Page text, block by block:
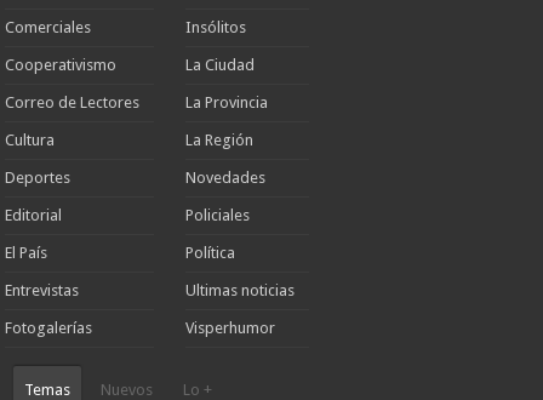
Comerciales
Cooperativismo
Correo de Lectores
Cultura
Deportes
Editorial
El País
Entrevistas
Fotogalerías
Insólitos
La Ciudad
La Provincia
La Región
Novedades
Policiales
Política
Ultimas noticias
Visperhumor
Temas Nuevos Lo +